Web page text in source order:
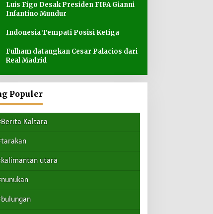
Luis Figo Desak Presiden FIFA Gianni
Infantino Mundur
Indonesia Tempati Posisi Ketiga
Fulham datangkan Cesar Palacios dari
Real Madrid
Populer
Kaltara
utara